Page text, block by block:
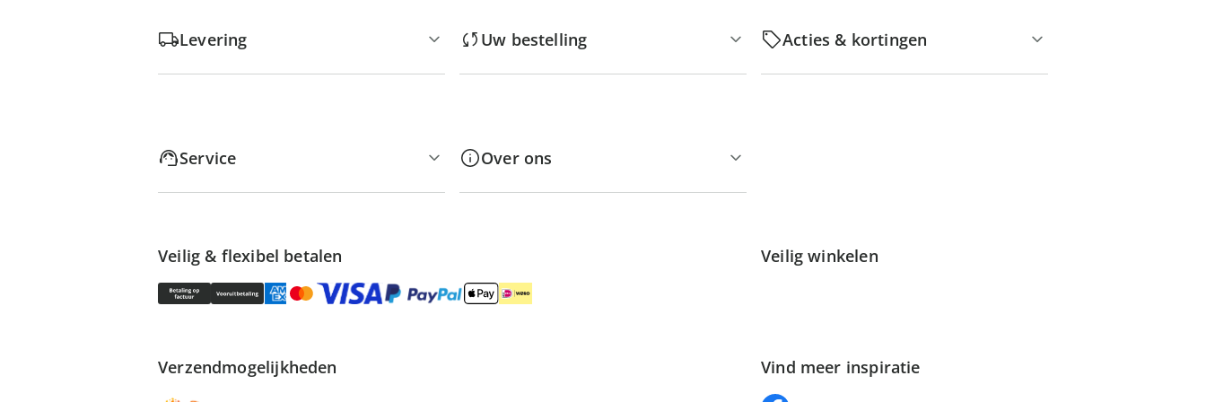
Levering Uw bestelling Acties & kortingen
Service Over ons
Veilig & flexibel betalen Veilig winkelen
Verzendmogelijkheden Vind meer inspiratie